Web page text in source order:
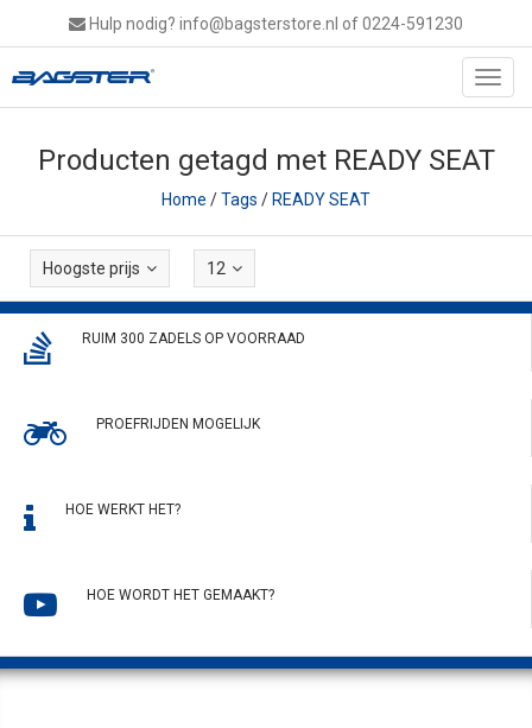
Hulp nodig? info@bagsterstore.nl of 0224-591230
Producten getagd met READY SEAT
Home /Tags /READY SEAT
Hoogste prijs 12
RUIM 300 ZADELS OP VOORRAAD
PROEFRIJDEN MOGELIJK
HOE WERKT HET?
HOE WORDT HET GEMAAKT?